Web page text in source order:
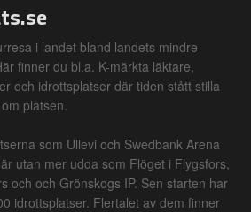
i landet bland landets mindre
finner du bl.a. K-märkta läktare,
och idrottsplatser där tiden stått stilla
platsen.
som Ullevi och Swedbank Arena
utan mer udda som Flöget i Flygsfors,
och och Grönskogs IP. Sen starten har
idrottsplatser. Flertalet av dem finner